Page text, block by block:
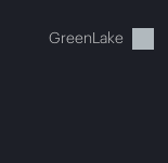
GreenLake